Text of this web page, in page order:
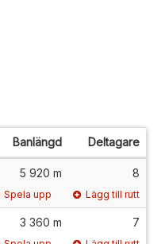
Banlängd Deltagare
5 920 m 8
Spela upp Lägg till rutt
3 360 m 7